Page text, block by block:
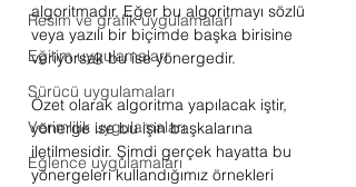
Resim ve grafik uygulamaları
Eğitim uygulamaları
Sürücü uygulamaları
Verimlilik uygulamaları
Eğlence uygulamaları
algoritmadır. Eğer bu algoritmayı sözlü
veya yazılı bir biçimde başka birisine
veriyorsak bu ise yönergedir.
Özet olarak algoritma yapılacak iştir,
yönerge ise bu işin başkalarına
iletilmesidir. Şimdi gerçek hayatta bu
yönergeleri kullandığımız örnekleri